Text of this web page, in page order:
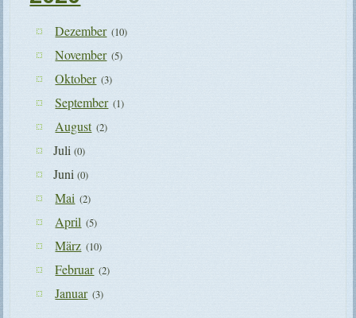
Dezember (10)
November (5)
Oktober (3)
September (1)
August (2)
Juli(0)
Juni(0)
Mai (2)
April (5)
März (10)
Februar (2)
Januar (3)